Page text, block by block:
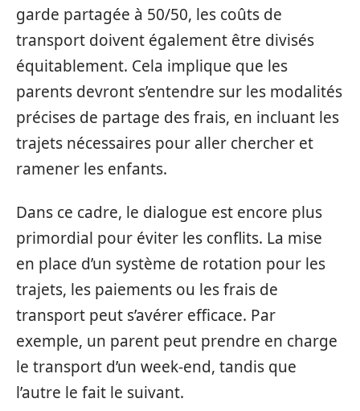
garde partagée à 50/50, les coûts de
transport doivent également être divisés
équitablement. Cela implique que les
parents devront s’entendre sur les modalités
précises de partage des frais, en incluant les
trajets nécessaires pour aller chercher et
ramener les enfants.
Dans ce cadre, le dialogue est encore plus
primordial pour éviter les conflits. La mise
en place d’un système de rotation pour les
trajets, les paiements ou les frais de
transport peut s’avérer efficace. Par
exemple, un parent peut prendre en charge
le transport d’un week-end, tandis que
l’autre le fait le suivant.